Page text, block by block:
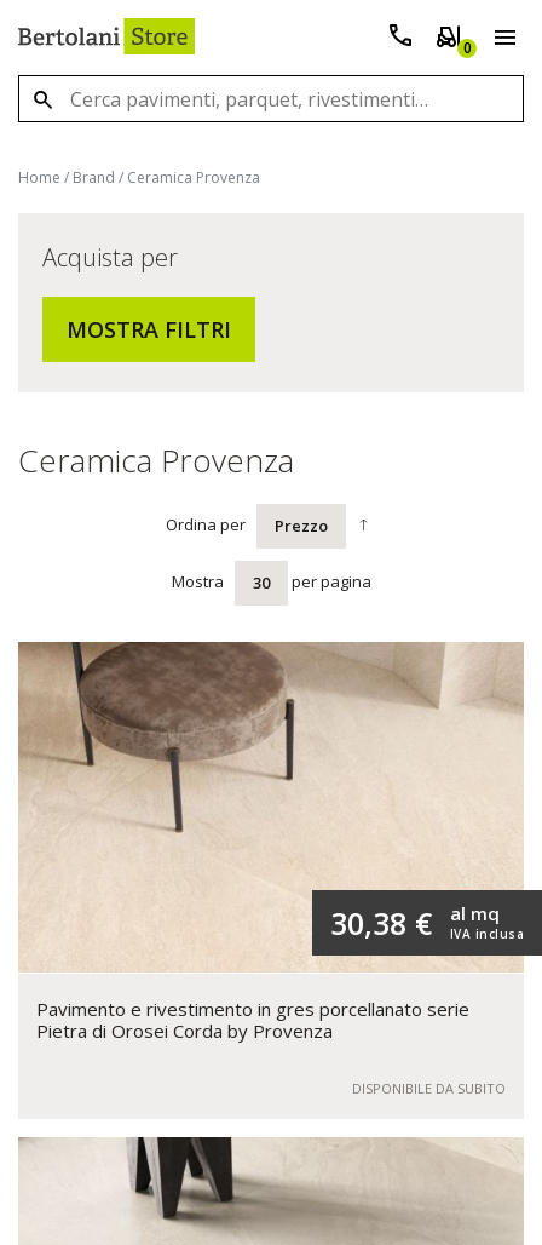
0
Home / Brand / Ceramica Provenza
Acquista per
MOSTRA FILTRI
Ceramica Provenza
Ordina per Prezzo
Mostra 30 per pagina
30,38 € IVA inclusa
al mq
Pavimento e rivestimento in gres porcellanato serie
Pietra di Orosei Corda by Provenza
DISPONIBILE DA SUBITO